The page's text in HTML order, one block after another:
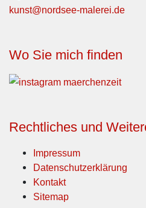
kunst@nordsee-malerei.de
Wo Sie mich finden
Rechtliches und
Impressum
Datenschutzerklärung
Kontakt
Sitemap